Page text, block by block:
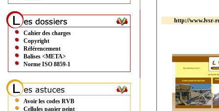
Cahier des charges
Copyright
Référencement
Balises <META>
Norme ISO 8859-1
Avoir les codes RVB
Cellules papier peint
http://www.lvsr-